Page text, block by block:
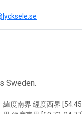
Sweden.
緯度南界 經度西界